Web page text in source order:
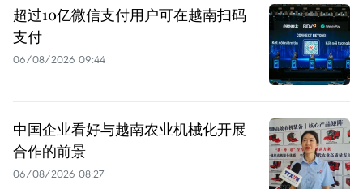
超过10亿微信支付用户可在越南扫码
支付
06/08/2026 09:44
中国企业看好与越南农业机械化开展
合作的前景
06/08/2026 08:27